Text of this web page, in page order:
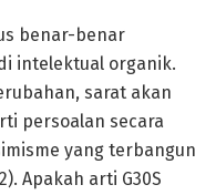
benar-benar
intelektual organik.
sarat akan
persoalan secara
yang terbangun
Apakah arti G30S